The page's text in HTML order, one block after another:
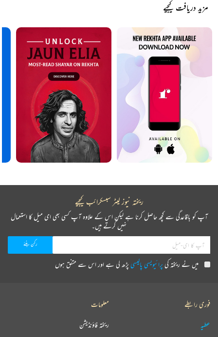
مزید دریافت کیجیے
ریختہ نیوز لیٹر سبسکرائب کیجیے
آپ کو باقاعدگی سے کچھ حاصل کرنا ہے لیکن اس کے علاوہ آپ کسی بھی ای میل کا استعمال
نہیں کرتے ہیں۔
میں نے ریختہ کیپرائیویسی پالیسیپڑھ لی ہے اور اس سے متفق ہوں
فوری رابطے
عطیہ
معلومات
ریختہ فاؤنڈیشن